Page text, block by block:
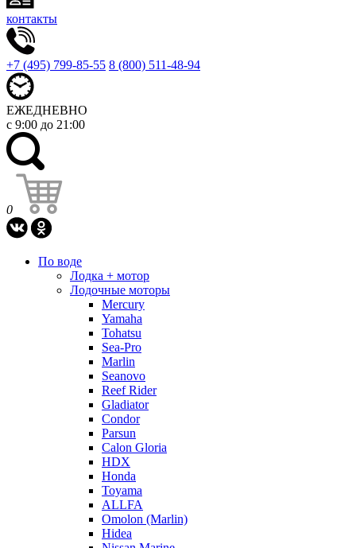
контакты
+7 (495) 799-85-55 8 (800) 511-48-94
ЕЖЕДНЕВНО
с 9:00 до 21:00
0
По воде
Лодка + мотор
Лодочные моторы
Mercury
Yamaha
Tohatsu
Sea-Pro
Marlin
Seanovo
Reef Rider
Gladiator
Condor
Parsun
Calon Gloria
HDX
Honda
Toyama
ALLFA
Omolon (Marlin)
Hidea